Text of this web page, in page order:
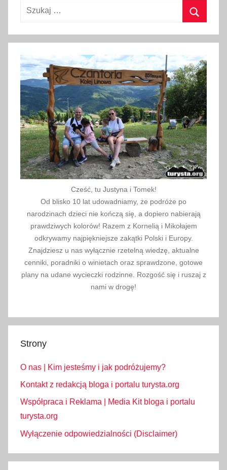
n
a
2
0
1
Szukaj:
Cześć, tu Justyna i Tomek!
Od blisko 10 lat udowadniamy, że podróże po
narodzinach dzieci nie kończą się, a dopiero nabierają
prawdziwych kolorów! Razem z Kornelią i Mikołajem
odkrywamy najpiękniejsze zakątki Polski i Europy.
Znajdziesz u nas wyłącznie rzetelną wiedzę, aktualne
cenniki, poradniki o winietach oraz sprawdzone, gotowe
plany na udane wycieczki rodzinne. Rozgość się i ruszaj z
nami w drogę!
Strony
O nas | Kim jesteśmy i jak podróżujemy?
Kontakt z redakcją bloga i portalu turysta.org
Współpraca i Reklama | Media Kit bloga i portalu
turysta.org
Wyłączenie odpowiedzialności (Disclaimer)